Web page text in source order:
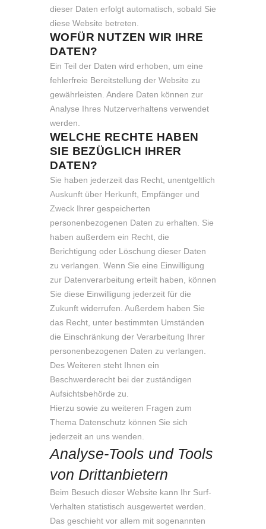
dieser Daten erfolgt automatisch, sobald Sie
diese Website betreten.
WOFÜR NUTZEN WIR IHRE
DATEN?
Ein Teil der Daten wird erhoben, um eine
fehlerfreie Bereitstellung der Website zu
gewährleisten. Andere Daten können zur
Analyse Ihres Nutzerverhaltens verwendet
werden.
WELCHE RECHTE HABEN
SIE BEZÜGLICH IHRER
DATEN?
Sie haben jederzeit das Recht, unentgeltlich
Auskunft über Herkunft, Empfänger und
Zweck Ihrer gespeicherten
personenbezogenen Daten zu erhalten. Sie
haben außerdem ein Recht, die
Berichtigung oder Löschung dieser Daten
zu verlangen. Wenn Sie eine Einwilligung
zur Datenverarbeitung erteilt haben, können
Sie diese Einwilligung jederzeit für die
Zukunft widerrufen. Außerdem haben Sie
das Recht, unter bestimmten Umständen
die Einschränkung der Verarbeitung Ihrer
personenbezogenen Daten zu verlangen.
Des Weiteren steht Ihnen ein
Beschwerderecht bei der zuständigen
Aufsichtsbehörde zu.
Hierzu sowie zu weiteren Fragen zum
Thema Datenschutz können Sie sich
jederzeit an uns wenden.
Analyse-Tools und Tools
von Dritt­anbietern
Beim Besuch dieser Website kann Ihr Surf-
Verhalten statistisch ausgewertet werden.
Das geschieht vor allem mit sogenannten